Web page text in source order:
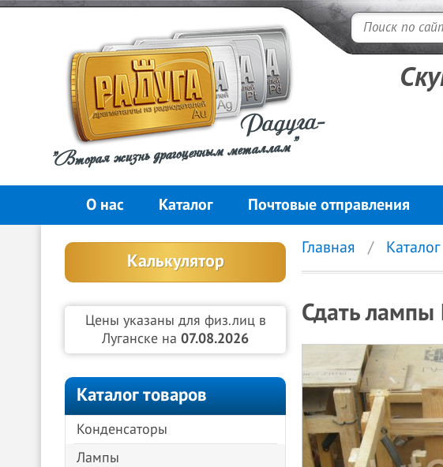
Радуга-
"Вторая жизнь драгоценным металлам"
О нас Каталог Почтовые отправления
Калькулятор
Цены указаны для физ.лиц в
Луганске на 07.08.2026
Каталог товаров
Конденсаторы
Лампы
Главная Каталог
Сдать